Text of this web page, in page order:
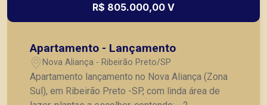
R$ 805.000,00 V
Apartamento - Lançamento
Nova Aliança - Ribeirão Preto/SP
Apartamento lançamento no Nova Aliança (Zona
Sul), em Ribeirão Preto -SP, com linda área de